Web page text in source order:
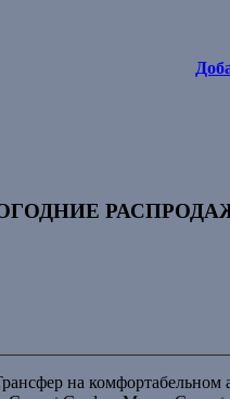
на комфортабельном